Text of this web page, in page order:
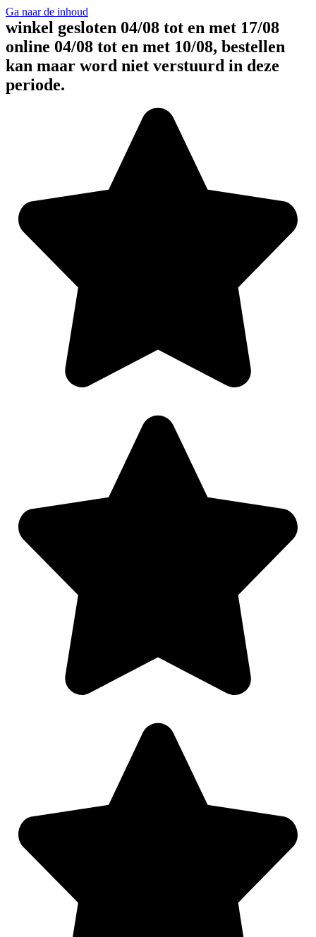
Ga naar de inhoud
winkel gesloten 04/08 tot en met 17/08
online 04/08 tot en met 10/08, bestellen
kan maar word niet verstuurd in deze
periode.